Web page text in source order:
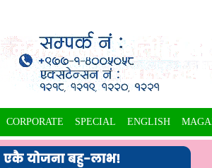
CORPORATE SPECIAL ENGLISH